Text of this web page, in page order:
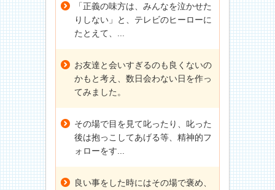
「正義の味方は、みんなを泣かせた
りしない」と、テレビのヒーローに
たとえて、...
お友達と会いすぎるのも良くないの
かもと考え、数日会わない日を作っ
てみました。
その場で目を見て叱ったり、叱った
後は抱っこしてあげる等、精神的フ
ォローをす...
良い事をした時にはその場で褒め、